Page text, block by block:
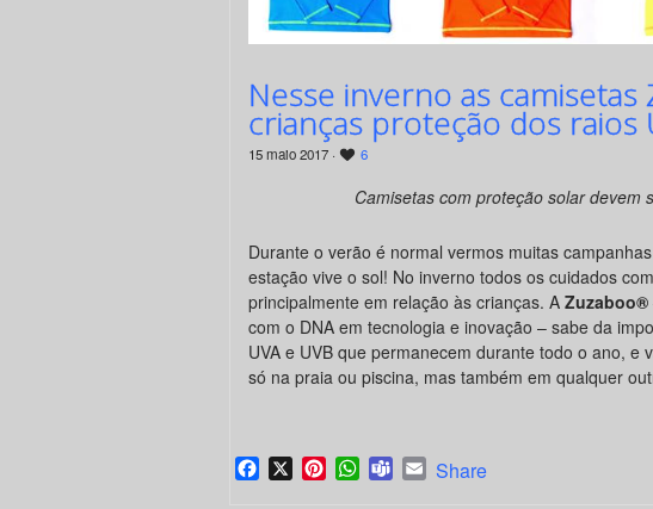
Nesse inverno as
crianças proteção dos raios
15 maio 2017 · 6
Camisetas com proteção solar devem
Durante o verão é normal vermos muitas
estação vive o sol! No inverno todos os cuidados
principalmente em relação às crianças. A Zuzaboo®
com o DNA em tecnologia e inovação – sabe da
UVA e UVB que permanecem durante todo o ano, e
só na praia ou piscina, mas também em qualquer
Facebook
X PinterestWhatsApp
TeamsEmail
Share